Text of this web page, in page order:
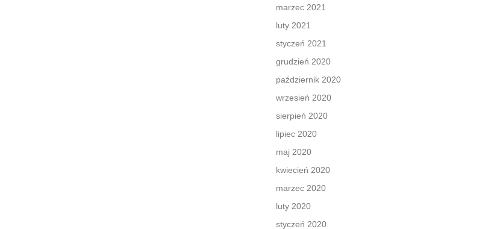
marzec 2021
luty 2021
styczeń 2021
grudzień 2020
październik 2020
wrzesień 2020
sierpień 2020
lipiec 2020
maj 2020
kwiecień 2020
marzec 2020
luty 2020
styczeń 2020